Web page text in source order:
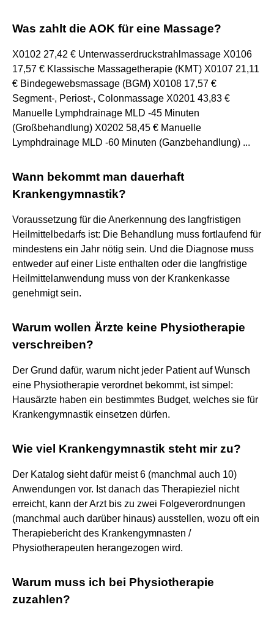
Was zahlt die AOK für eine Massage?
X0102 27,42 € Unterwasserdruckstrahlmassage X0106
17,57 € Klassische Massagetherapie (KMT) X0107 21,11
€ Bindegewebsmassage (BGM) X0108 17,57 €
Segment-, Periost-, Colonmassage X0201 43,83 €
Manuelle Lymphdrainage MLD -45 Minuten
(Großbehandlung) X0202 58,45 € Manuelle
Lymphdrainage MLD -60 Minuten (Ganzbehandlung) ...
Wann bekommt man dauerhaft
Krankengymnastik?
Voraussetzung für die Anerkennung des langfristigen
Heilmittelbedarfs ist: Die Behandlung muss fortlaufend für
mindestens ein Jahr nötig sein. Und die Diagnose muss
entweder auf einer Liste enthalten oder die langfristige
Heilmittelanwendung muss von der Krankenkasse
genehmigt sein.
Warum wollen Ärzte keine Physiotherapie
verschreiben?
Der Grund dafür, warum nicht jeder Patient auf Wunsch
eine Physiotherapie verordnet bekommt, ist simpel:
Hausärzte haben ein bestimmtes Budget, welches sie für
Krankengymnastik einsetzen dürfen.
Wie viel Krankengymnastik steht mir zu?
Der Katalog sieht dafür meist 6 (manchmal auch 10)
Anwendungen vor. Ist danach das Therapieziel nicht
erreicht, kann der Arzt bis zu zwei Folgeverordnungen
(manchmal auch darüber hinaus) ausstellen, wozu oft ein
Therapiebericht des Krankengymnasten /
Physiotherapeuten herangezogen wird.
Warum muss ich bei Physiotherapie
zuzahlen?